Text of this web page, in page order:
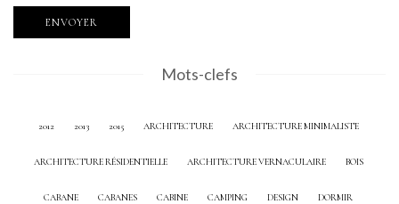
Mots-clefs
2012 2013 2015 ARCHITECTURE ARCHITECTURE MINIMALISTE
ARCHITECTURE RÉSIDENTIELLE ARCHITECTURE VERNACULAIRE BOIS
CABANE CABANES CABINE CAMPING DESIGN DORMIR